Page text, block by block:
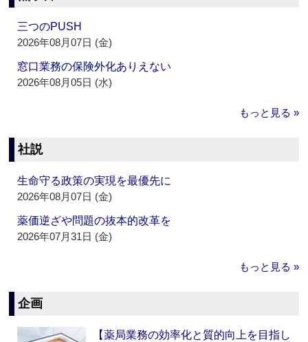
三つのPUSH
2026年08月07日 (金)
窓口業務の保険外化ありえない
2026年08月05日 (水)
もっと見る »
社説
生命守る政策の実現を最優先に
2026年08月07日 (金)
薬価逆ざや問題の抜本的改革を
2026年07月31日 (金)
もっと見る »
企画
【薬局業務の効率化と質的向上を目指し